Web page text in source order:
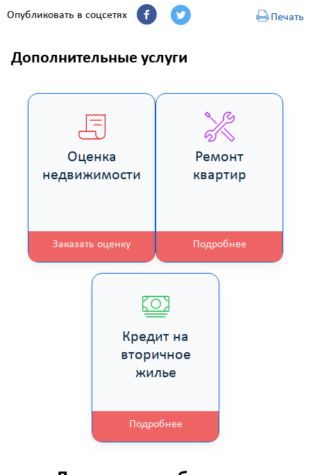
Опубликовать в соцсетях Печать
Дополнительные услуги
Оценка
недвижимости
Заказать оценку
Ремонт
квартир
Подробнее
Кредит на
вторичное
жилье
Подробнее